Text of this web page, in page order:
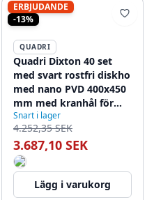
ERBJUDANDE
-13%
QUADRI
Quadri Dixton 40 set
med svart rostfri diskho
med nano PVD 400x450
mm med kranhål för
montering och Quadri
Bristol kökskran
Snart i lager
4.252,35 SEK
3.687,10 SEK
Lägg i varukorg